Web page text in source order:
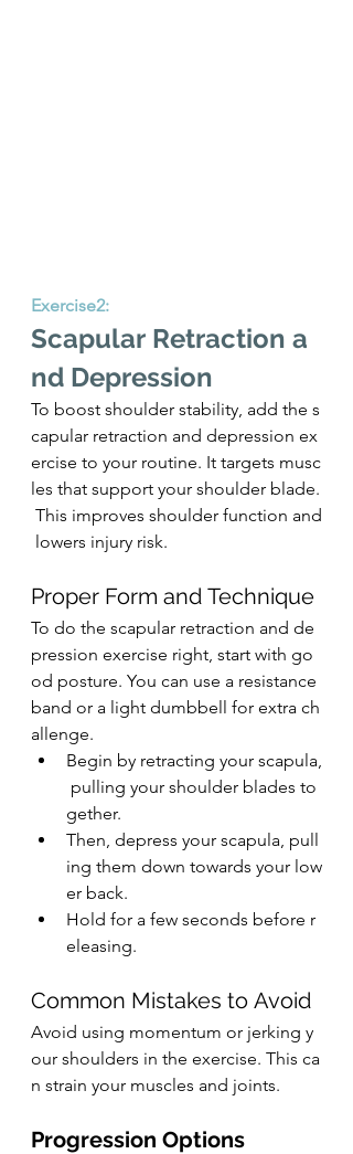
Exercise2:
Scapular Retraction a
nd Depression
To boost shoulder stability, add the s
capular retraction and depression ex
ercise to your routine. It targets musc
les that support your shoulder blade.
This improves shoulder function and
lowers injury risk.
Proper Form and Technique
To do the scapular retraction and de
pression exercise right, start with go
od posture. You can use a resistance
band or a light dumbbell for extra ch
allenge.
Begin by retracting your scapula,
pulling your shoulder blades to
gether.
Then, depress your scapula, pull
ing them down towards your low
er back.
Hold for a few seconds before r
eleasing.
Common Mistakes to Avoid
Avoid using momentum or jerking y
our shoulders in the exercise. This ca
n strain your muscles and joints.
Progression Options